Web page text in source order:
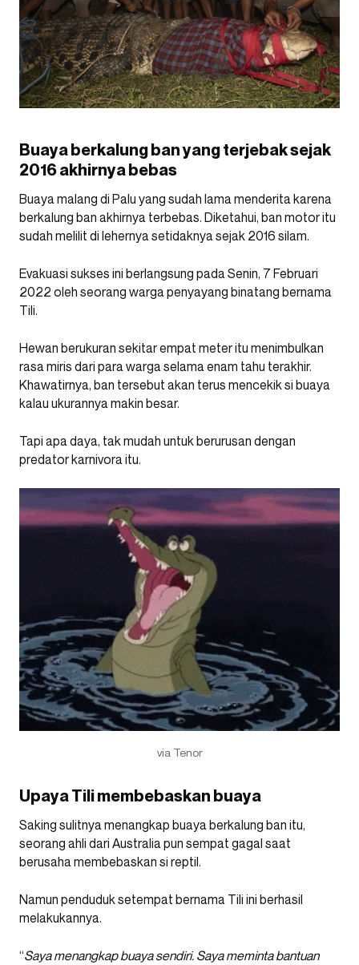
Buaya berkalung ban yang terjebak sejak
2016 akhirnya bebas
Buaya malang di Palu yang sudah lama menderita karena
berkalung ban akhirnya terbebas. Diketahui, ban motor itu
sudah melilit di lehernya setidaknya sejak 2016 silam.
Evakuasi sukses ini berlangsung pada Senin, 7 Februari
2022 oleh seorang warga penyayang binatang bernama
Tili.
Hewan berukuran sekitar empat meter itu menimbulkan
rasa miris dari para warga selama enam tahu terakhir.
Khawatirnya, ban tersebut akan terus mencekik si buaya
kalau ukurannya makin besar.
Tapi apa daya, tak mudah untuk berurusan dengan
predator karnivora itu.
via Tenor
Upaya Tili membebaskan buaya
Saking sulitnya menangkap buaya berkalung ban itu,
seorang ahli dari Australia pun sempat gagal saat
berusaha membebaskan si reptil.
Namun penduduk setempat bernama Tili ini berhasil
melakukannya.
“Saya menangkap buaya sendiri. Saya meminta bantuan